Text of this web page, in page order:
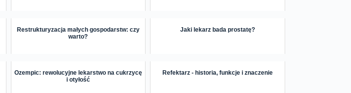
Restrukturyzacja małych gospodarstw: czy
warto?
Jaki lekarz bada prostatę?
Ozempic: rewolucyjne lekarstwo na cukrzycę
i otyłość
Refektarz - historia, funkcje i znaczenie